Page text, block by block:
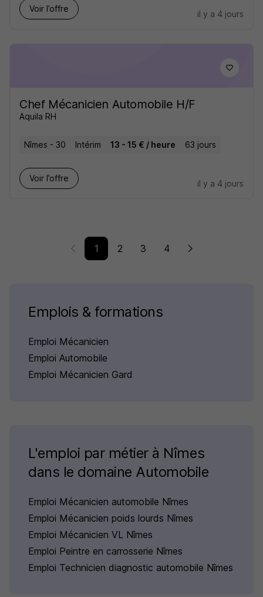
Voir l’offre
il y a 4 jours
Chef Mécanicien Automobile H/F
Aquila RH
Nîmes - 30 Intérim 13 - 15 € / heure 63 jours
Voir l’offre
il y a 4 jours
1 2 3 4
Emplois & formations
Emploi Mécanicien
Emploi Automobile
Emploi Mécanicien Gard
L'emploi par métier à Nîmes
dans le domaine Automobile
Emploi Mécanicien automobile Nîmes
Emploi Mécanicien poids lourds Nîmes
Emploi Mécanicien VL Nîmes
Emploi Peintre en carrosserie Nîmes
Emploi Technicien diagnostic automobile Nîmes